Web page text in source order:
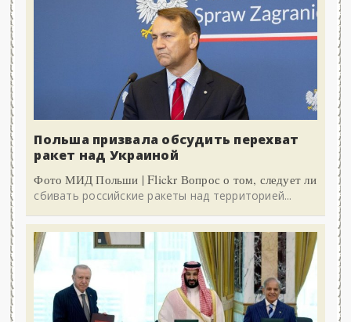
Польша призвала обсудить перехват
ракет над Украиной
Фото МИД Польши | Flickr Вопрос о том, следует ли
сбивать российские ракеты над территорией...